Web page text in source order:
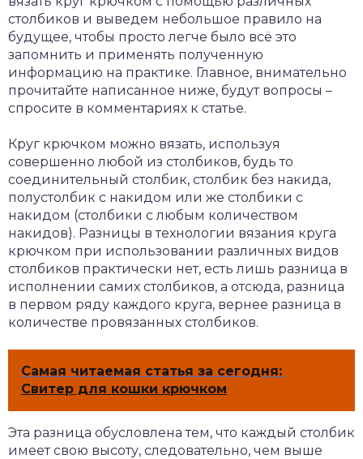
столбиков и выведем небольшое правило на
будущее, чтобы просто легче было всё это
запомнить и применять полученную
информацию на практике. Главное, внимательно
прочитайте написанное ниже, будут вопросы –
спросите в комментариях к статье.
Круг крючком можно вязать, используя
совершенно любой из столбиков, будь то
соединительный столбик, столбик без накида,
полустолбик с накидом или же столбики с
накидом (столбики с любым количеством
накидов). Разницы в технологии вязания круга
крючком при использовании различных видов
столбиков практически нет, есть лишь разница в
исполнении самих столбиков, а отсюда, разница
в первом ряду каждого круга, вернее разница в
количестве провязанных столбиков.
Самая читаемая статья за сегодня:
Свитер для кошки крючком
Эта разница обусловлена тем, что каждый столбик
имеет свою высоту, следовательно, чем выше